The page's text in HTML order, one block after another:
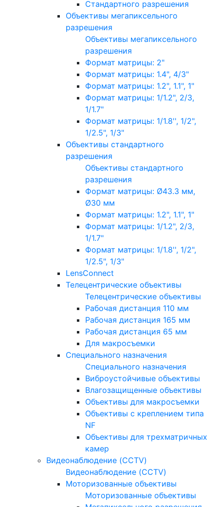
Стандартного разрешения
Объективы мегапиксельного
разрешения
Объективы мегапиксельного
разрешения
Формат матрицы: 2"
Формат матрицы: 1.4", 4/3"
Формат матрицы: 1.2", 1.1", 1"
Формат матрицы: 1/1.2", 2/3,
1/1.7"
Формат матрицы: 1/1.8'', 1/2",
1/2.5", 1/3"
Объективы стандартного
разрешения
Объективы стандартного
разрешения
Формат матрицы: Ø43.3 мм,
Ø30 мм
Формат матрицы: 1.2", 1.1", 1"
Формат матрицы: 1/1.2", 2/3,
1/1.7"
Формат матрицы: 1/1.8'', 1/2",
1/2.5", 1/3"
LensConnect
Телецентрические объективы
Телецентрические объективы
Рабочая дистанция 110 мм
Рабочая дистанция 165 мм
Рабочая дистанция 65 мм
Для макросъемки
Специального назначения
Специального назначения
Виброустойчивые объективы
Влагозащищенные объективы
Объективы для макросъемки
Объективы с креплением типа
NF
Объективы для трехматричных
камер
Видеонаблюдение (CCTV)
Видеонаблюдение (CCTV)
Моторизованные объективы
Моторизованные объективы